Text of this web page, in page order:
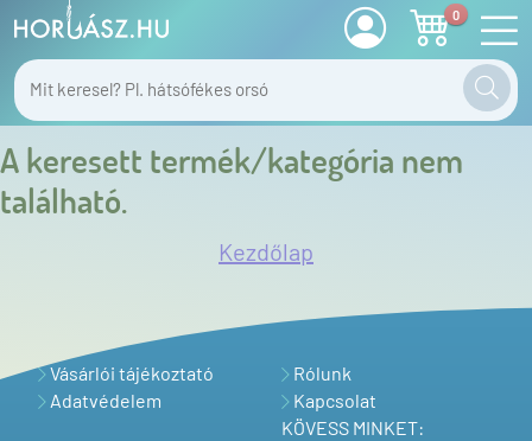
0
A keresett termék/kategória nem
található.
Kezdőlap
Vásárlói tájékoztató
Adatvédelem
Rólunk
Kapcsolat
KÖVESS MINKET: